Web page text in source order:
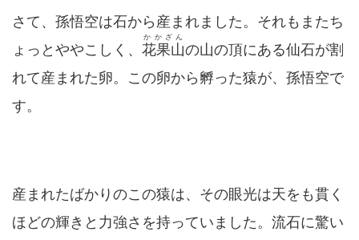
さて、孫悟空は石から産まれました。それもまたち
ょっとややこしく、 花果山
かかざん
の山の頂にある仙石が割
れて産まれた卵。この卵から孵った猿が、孫悟空で
す。
産まれたばかりのこの猿は、その眼光は天をも貫く
ほどの輝きと力強さを持っていました。流石に驚い